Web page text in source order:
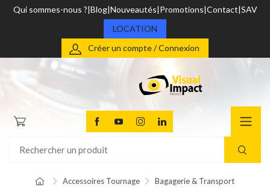
Qui sommes-nous ? Blog Nouveautés Promotions Contact SAV
LOCATION
Créer un compte / Connexion
Accessoires Tournage
Bagagerie & Transport